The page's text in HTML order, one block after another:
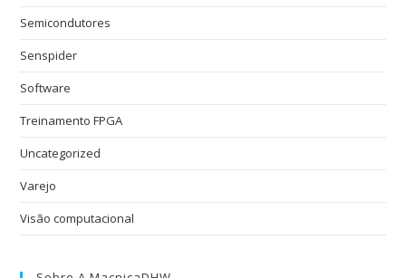
Semicondutores
Senspider
Software
Treinamento FPGA
Uncategorized
Varejo
Visão computacional